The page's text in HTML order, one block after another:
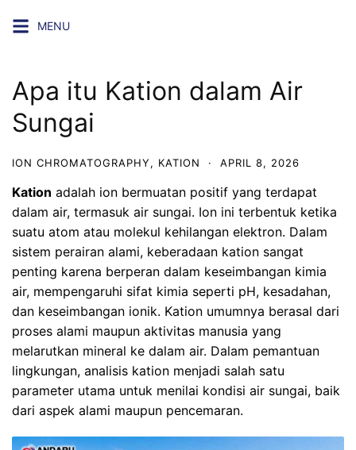
MENU
Apa itu Kation dalam Air
Sungai
ION CHROMATOGRAPHY, KATION · APRIL 8, 2026
Kation adalah ion bermuatan positif yang terdapat
dalam air, termasuk air sungai. Ion ini terbentuk ketika
suatu atom atau molekul kehilangan elektron. Dalam
sistem perairan alami, keberadaan kation sangat
penting karena berperan dalam keseimbangan kimia
air, mempengaruhi sifat kimia seperti pH, kesadahan,
dan keseimbangan ionik. Kation umumnya berasal dari
proses alami maupun aktivitas manusia yang
melarutkan mineral ke dalam air. Dalam pemantuan
lingkungan, analisis kation menjadi salah satu
parameter utama untuk menilai kondisi air sungai, baik
dari aspek alami maupun pencemaran.